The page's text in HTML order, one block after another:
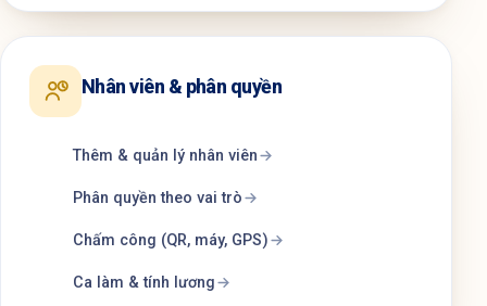
Nhân viên & phân quyền
Thêm & quản lý nhân viên
Phân quyền theo vai trò
Chấm công (QR, máy, GPS)
Ca làm & tính lương